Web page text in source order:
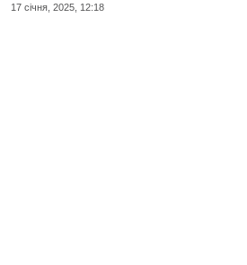
17 сiчня, 2025, 12:18